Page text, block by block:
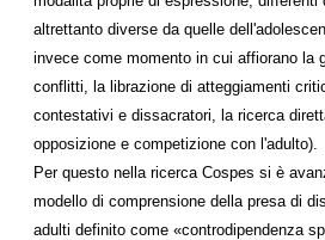
altrettanto diverse da quelle
invece come momento in cui affiorano la
conflitti, la librazione di atteggiamenti
contestativi e dissacratori, la ricerca
opposizione e competizione con l'adulto).
Per questo nella ricerca Cospes si è
modello di comprensione della presa di
adulti definito come «controdipendenza